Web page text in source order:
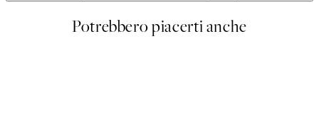
Potrebbero piacerti anche